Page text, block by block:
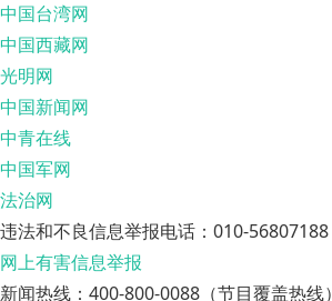
中国台湾网
中国西藏网
光明网
中国新闻网
中青在线
中国军网
法治网
违法和不良信息举报电话：010-56807188
网上有害信息举报
新闻热线：400-800-0088（节目覆盖热线）